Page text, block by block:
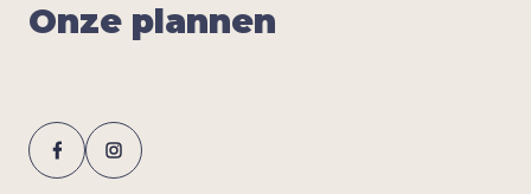
Onze plan­nen